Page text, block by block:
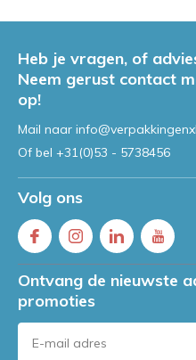
Heb je vragen, of
Neem gerust contact
op!
Mail naar
Of bel +31(0)53 - 5738456
Volg ons
Ontvang de nieuwste
promoties